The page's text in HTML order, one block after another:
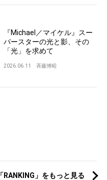
『Michael／マイケル』スー
パースターの光と影、その
「光」を求めて
2026.06.11 斉藤博昭
「RANKING」をもっと見る